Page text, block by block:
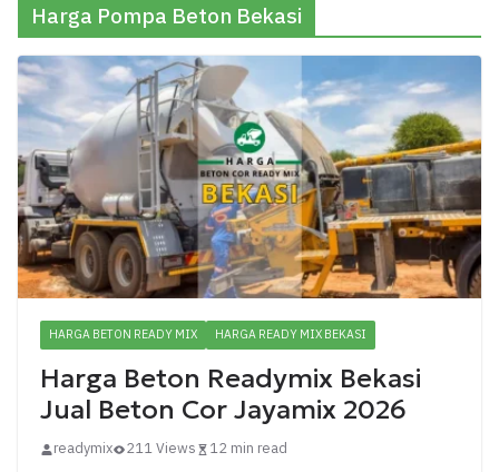
Harga Pompa Beton Bekasi
HARGA BETON READY MIX HARGA READY MIX BEKASI
Harga Beton Readymix Bekasi
Jual Beton Cor Jayamix 2026
readymix 211 Views 12 min read